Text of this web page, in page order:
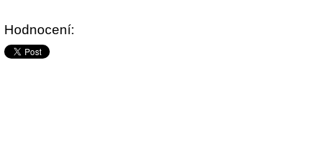
Hodnocení: